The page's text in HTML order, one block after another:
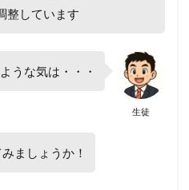
整しています
生徒
うな気は・・・
ましょうか！